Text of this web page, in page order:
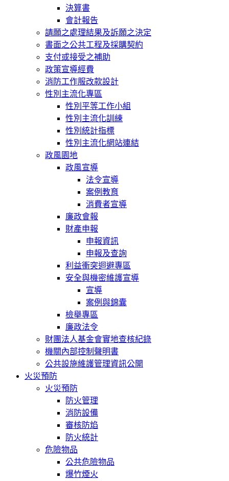
決算書
會計報告
請願之處理結果及訴願之決定
書面之公共工程及採購契約
支付或接受之補助
政策宣導經費
消防工作服改款設計
性別主流化專區
性別平等工作小組
性別主流化訓練
性別統計指標
性別主流化網站連結
政風園地
政風宣導
法令宣導
案例教育
消費者宣導
廉政會報
財產申報
申報資訊
申報及查詢
利益衝突迴避專區
安全與機密維護宣導
宣導
案例與錦囊
檢舉專區
廉政法令
財團法人基金會實地查核紀錄
機關內部控制聲明書
公共設施維護管理資訊公開
火災預防
火災預防
防火管理
消防設備
審核防焰
防火統計
危險物品
公共危險物品
爆竹煙火